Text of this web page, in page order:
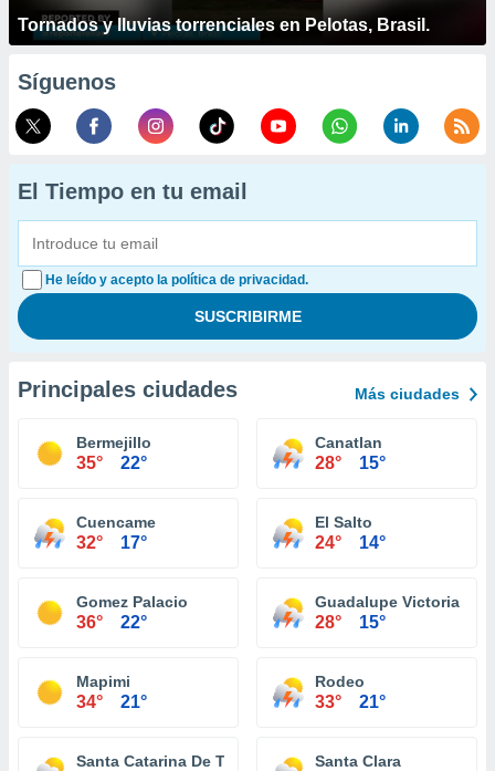
Tornados y lluvias torrenciales en Pelotas, Brasil.
Síguenos
El Tiempo en tu email
He leído y acepto la política de privacidad.
Principales ciudades Más ciudades
Bermejillo
35° 22°
Canatlan
28° 15°
Cuencame
32° 17°
El Salto
24° 14°
Gomez Palacio
36° 22°
Guadalupe Victoria
28° 15°
Mapimi
34° 21°
Rodeo
33° 21°
Santa Catarina De Tepehuanes Santa Clara